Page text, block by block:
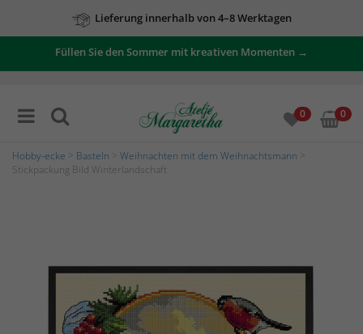
Lieferung innerhalb von 4–8 Werktagen
Füllen Sie den Sommer mit kreativen Momenten →
0 0
Hobby-ecke Basteln Weihnachten mit dem Weihnachtsmann
Stickpackung Bild Winterlandschaft